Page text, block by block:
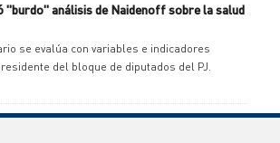
"burdo" análisis de Naidenoff sobre la salud
se evalúa con variables e indicadores
del bloque de diputados del PJ.